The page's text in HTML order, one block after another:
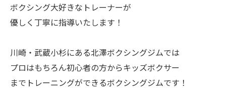
ボクシング大好きなトレーナーが
優しく丁寧に指導いたします！
川崎・武蔵小杉にある北澤ボクシングジムでは
プロはもちろん初心者の方からキッズボクサー
までトレーニングができるボクシングジムです！